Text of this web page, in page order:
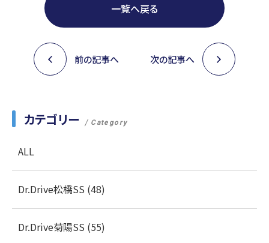
一覧へ戻る
前の記事へ 次の記事へ
カテゴリー Category
ALL
Dr.Drive松橋SS (48)
Dr.Drive菊陽SS (55)